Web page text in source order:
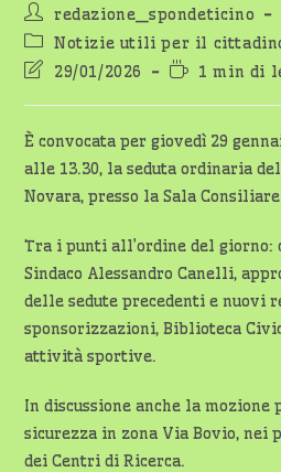
Autore
dell'articolo:
redazione_spondeticino
Categoria
dell'articolo:
Notizie utili per il
Ultima
dell'articolo:
29/01/2026
Tempo
lettura:
1 min di
È convocata per giovedì 29
alle 13.30, la seduta ordinaria
Novara, presso la Sala
Tra i punti all’ordine del giorno:
Sindaco Alessandro Canelli,
delle sedute precedenti e nuovi
sponsorizzazioni, Biblioteca
attività sportive.
In discussione anche la mozione
sicurezza in zona Via Bovio, nei
dei Centri di Ricerca.